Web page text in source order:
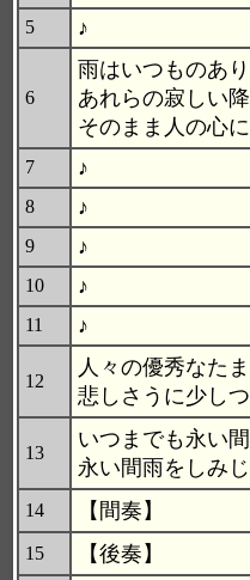
5 ♪
6
雨はいつものあ
あれらの寂しい
そのまま人の心
7 ♪
8 ♪
9 ♪
10 ♪
11 ♪
12
人々の優秀なた
悲しさうに少し
13
いつまでも永い
永い間雨をしみ
14 【間奏】
15 【後奏】